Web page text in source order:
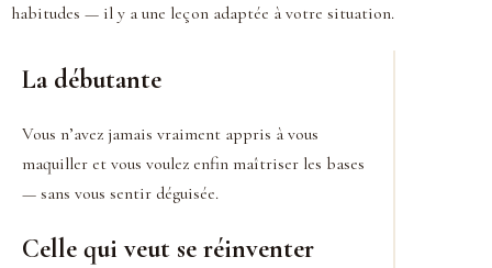
habitudes — il y a une leçon adaptée à votre situation.
La débutante
Vous n’avez jamais vraiment appris à vous
maquiller et vous voulez enfin maîtriser les bases
— sans vous sentir déguisée.
Celle qui veut se réinventer